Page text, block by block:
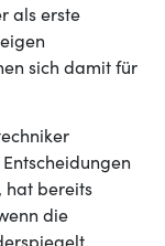
als erste
sich damit für
hat bereits
die